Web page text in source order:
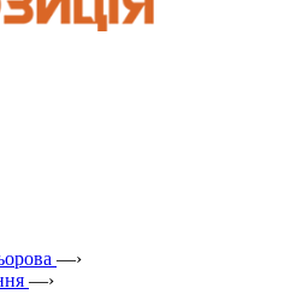
—›
—›